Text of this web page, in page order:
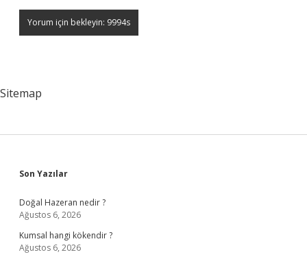
Sitemap
Sidebar
Son Yazılar
Doğal Hazeran nedir ?
Ağustos 6, 2026
Kumsal hangi kökendir ?
Ağustos 6, 2026